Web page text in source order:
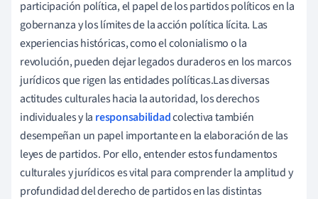
participación política, el papel de los partidos políticos en la
gobernanza y los límites de la acción política lícita. Las
experiencias históricas, como el colonialismo o la
revolución, pueden dejar legados duraderos en los marcos
jurídicos que rigen las entidades políticas.Las diversas
actitudes culturales hacia la autoridad, los derechos
individuales y la responsabilidadcolectiva también
desempeñan un papel importante en la elaboración de las
leyes de partidos. Por ello, entender estos fundamentos
culturales y jurídicos es vital para comprender la amplitud y
profundidad del derecho de partidos en las distintas